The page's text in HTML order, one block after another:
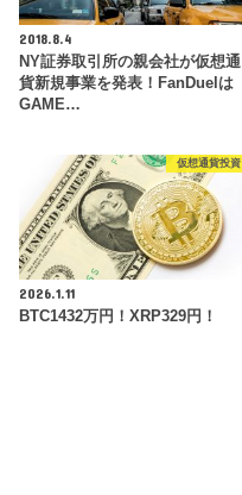
2018.8.4
NY証券取引所の親会社が仮想通
貨新規事業を発表！FanDuelは
GAME…
仮想通貨投資
2026.1.11
BTC1432万円！XRP329円！